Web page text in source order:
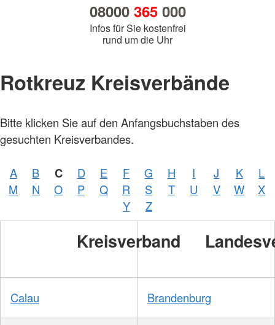
08000 365000
Infos für Sie kostenfrei
rund um die Uhr
Rotkreuz Kreisverbände
Bitte klicken Sie auf den Anfangsbuchstaben des
gesuchten Kreisverbandes.
A B C D E F G H I J K
L
M
N O P Q R S T U V W
X
Y
Z
Kreisverband
Calau Brandenburg
Foto:
Zelck /
GmbH